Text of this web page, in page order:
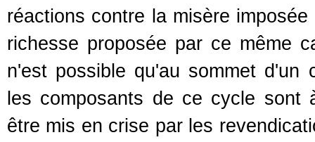
réactions contre la misère
richesse proposée par ce même
n'est possible qu'au sommet d'un
les composants de ce cycle sont
être mis en crise par les